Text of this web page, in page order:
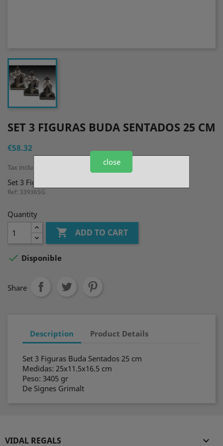
SET 3 FIGURAS BUDA SENTADOS 25 CM
€58.32
Tax included
Set 3 Figuras Buda Sentados 25 cm
Ref: 33936SG
Quantity
 ADD TO CART
 Disponible
Share
Description Product Details
Set 3 Figuras Buda Sentados 25 cm
Medidas: 25x11.5x16.5 cm
Peso: 3405 gr
De Signes Grimalt
close
VIDAL REGALS 